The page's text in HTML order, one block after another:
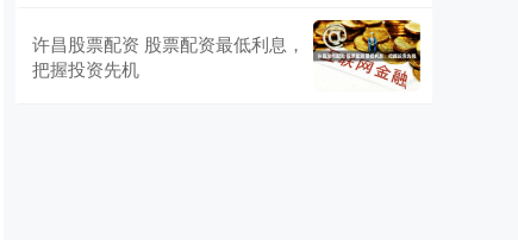
许昌股票配资 股票配资最低利息，
把握投资先机